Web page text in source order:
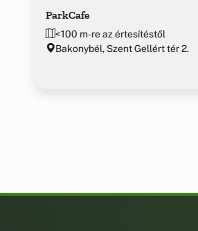
ParkCafe
<100 m-re az értesítéstől
Bakonybél, Szent Gellért tér 2.